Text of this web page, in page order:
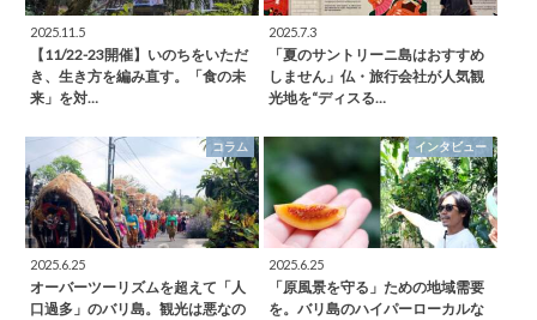
2025.11.5
【11/22-23開催】いのちをいただ
き、生き方を編み直す。「食の未
来」を対…
2025.7.3
「夏のサントリーニ島はおすすめ
しません」仏・旅行会社が人気観
光地を“ディスる…
コラム
2025.6.25
オーバーツーリズムを超えて「人
口過多」のバリ島。観光は悪なの
インタビュー
2025.6.25
「原風景を守る」ための地域需要
を。バリ島のハイパーローカルな